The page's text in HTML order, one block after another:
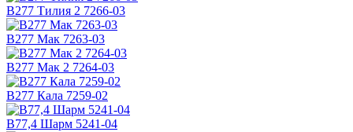
В277 Тилия 2 7266-03
В277 Мак 7263-03
В277 Мак 2 7264-03
В277 Кала 7259-02
В77,4 Шарм 5241-04